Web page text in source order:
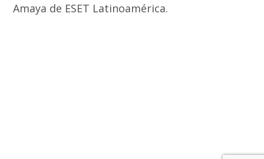
Amaya de ESET Latinoamérica.